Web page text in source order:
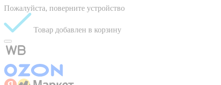
Пожалуйста, поверните устройство
Товар добавлен в корзину